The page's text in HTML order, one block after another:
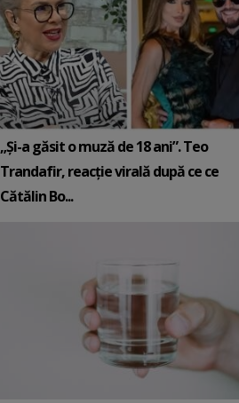
„Și-a găsit o muză de 18 ani”. Teo
Trandafir, reacție virală după ce ce
Cătălin Bo...